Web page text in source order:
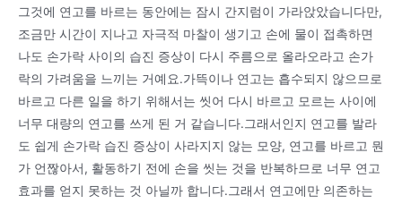
그것에 연고를 바르는 동안에는 잠시 간지럼이 가라앉았습니다만,
조금만 시간이 지나고 자극적 마찰이 생기고 손에 물이 접촉하면
나도 손가락 사이의 습진 증상이 다시 주름으로 올라오라고 손가
락의 가려움을 느끼는 거예요.가뜩이나 연고는 흡수되지 않으므로
바르고 다른 일을 하기 위해서는 씻어 다시 바르고 모르는 사이에
너무 대량의 연고를 쓰게 된 거 같습니다.그래서인지 연고를 발라
도 쉽게 손가락 습진 증상이 사라지지 않는 모양, 연고를 바르고 뭔
가 언짢아서, 활동하기 전에 손을 씻는 것을 반복하므로 너무 연고
효과를 얻지 못하는 것 아닐까 합니다.그래서 연고에만 의존하는